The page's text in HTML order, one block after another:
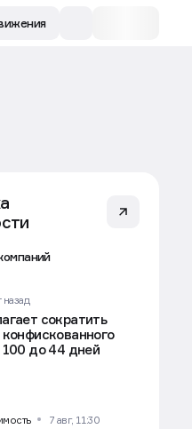
назад
сократить
до 44 дней
7 авг, 11:30